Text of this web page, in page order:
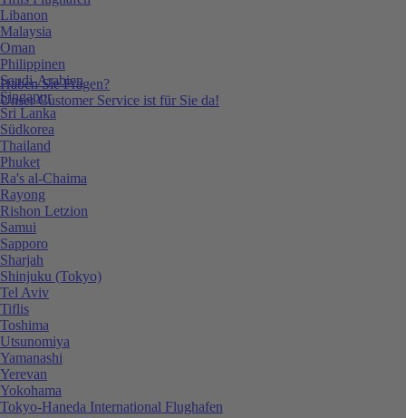
Haben Sie Fragen?
Unser Customer Service ist für Sie da!
Libanon
Malaysia
Oman
Philippinen
Saudi-Arabien
Singapur
Sri Lanka
Südkorea
Thailand
Phuket
Ra's al-Chaima
Rayong
Rishon Letzion
Samui
Sapporo
Sharjah
Shinjuku (Tokyo)
Tel Aviv
Tiflis
Toshima
Utsunomiya
Yamanashi
Yerevan
Yokohama
Tokyo-Haneda International Flughafen